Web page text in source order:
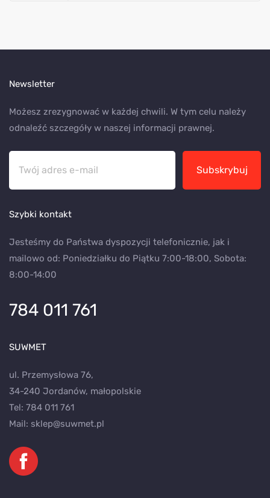
Newsletter
Możesz zrezygnować w każdej chwili. W tym celu należy
odnaleźć szczegóły w naszej informacji prawnej.
Subskrybuj
Szybki kontakt
Jesteśmy do Państwa dyspozycji telefonicznie, jak i
mailowo od: Poniedziałku do Piątku 7:00-18:00, Sobota:
8:00-14:00
784 011 761
SUWMET
ul. Przemysłowa 76,
34-240 Jordanów, małopolskie
Tel: 784 011 761
Mail: sklep@suwmet.pl